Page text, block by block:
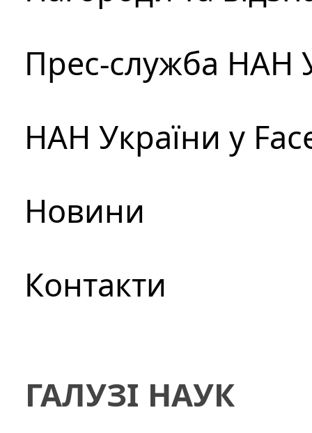
Прес-служба НАН
НАН України у
Новини
Контакти
ГАЛУЗІ НАУК